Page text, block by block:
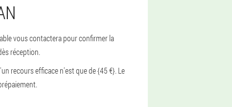
vous contactera pour confirmer la
réception.
recours efficace n'est que de {45 €}. Le